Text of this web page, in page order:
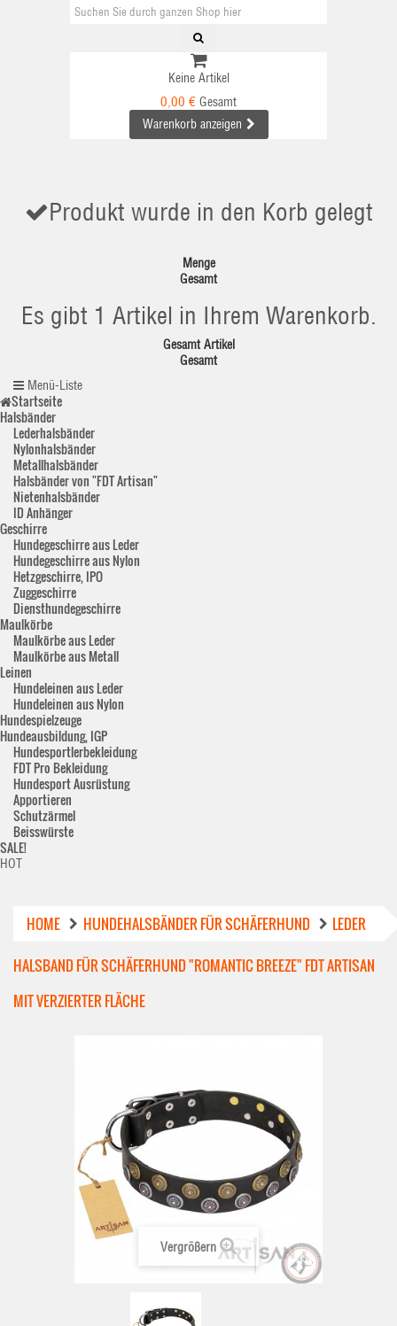
Keine Artikel
0,00 € Gesamt
Warenkorb anzeigen
Produkt wurde in den Korb gelegt
Menge
Gesamt
Es gibt 1 Artikel in Ihrem Warenkorb.
Gesamt Artikel
Gesamt
Menü-Liste
Startseite
Halsbänder
Lederhalsbänder
Nylonhalsbänder
Metallhalsbänder
Halsbänder von "FDT Artisan"
Nietenhalsbänder
ID Anhänger
Geschirre
Hundegeschirre aus Leder
Hundegeschirre aus Nylon
Hetzgeschirre, IPO
Zuggeschirre
Diensthundegeschirre
Maulkörbe
Maulkörbe aus Leder
Maulkörbe aus Metall
Leinen
Hundeleinen aus Leder
Hundeleinen aus Nylon
Hundespielzeuge
Hundeausbildung, IGP
Hundesportlerbekleidung
FDT Pro Bekleidung
Hundesport Ausrüstung
Apportieren
Schutzärmel
Beisswürste
SALE!
HOT
HOME HUNDEHALSBÄNDER FÜR SCHÄFERHUND
LEDER
HALSBAND FÜR SCHÄFERHUND "ROMANTIC BREEZE" FDT ARTISAN
MIT VERZIERTER FLÄCHE
Vergrößern